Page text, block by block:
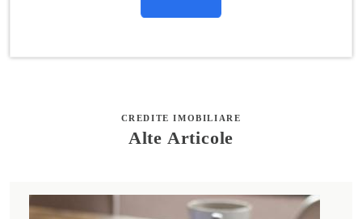
CREDITE IMOBILIARE
Alte Articole